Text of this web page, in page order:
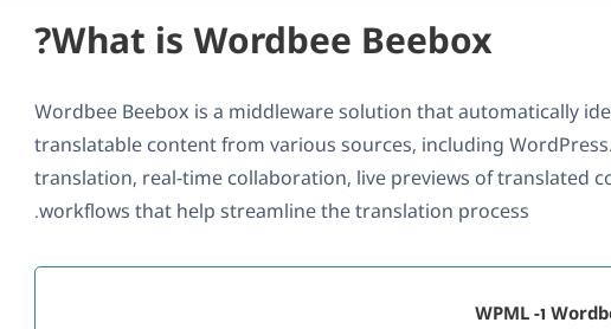
What is Wordbee Beebox?
Wordbee Beebox is a middleware solution that automatically
translatable content from various sources, including
translation, real-time collaboration, live previews of translated
workflows that help streamline the translation process.